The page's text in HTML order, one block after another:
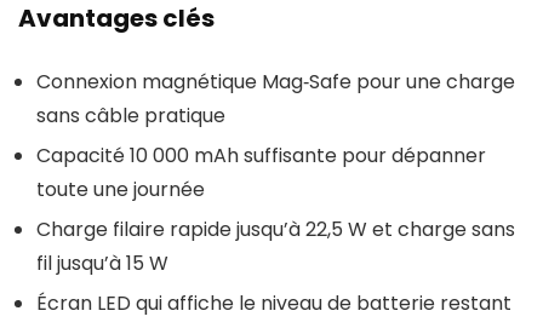
Avantages clés
Connexion magnétique Mag‑Safe pour une charge
sans câble pratique
Capacité 10 000 mAh suffisante pour dépanner
toute une journée
Charge filaire rapide jusqu’à 22,5 W et charge sans
fil jusqu’à 15 W
Écran LED qui affiche le niveau de batterie restant